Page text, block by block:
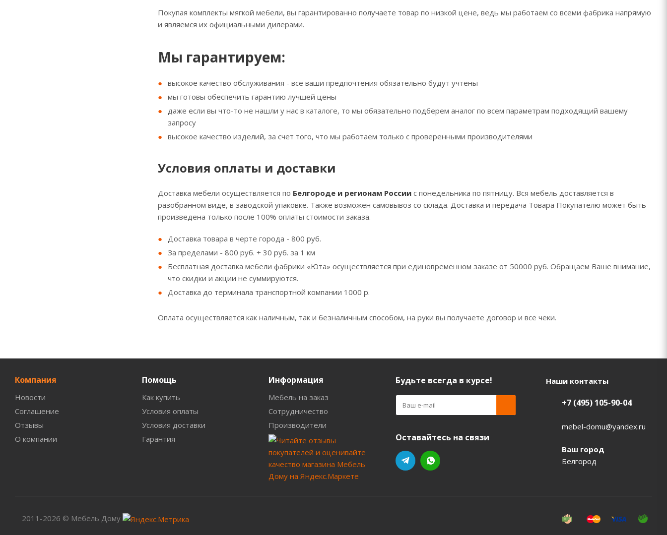
Покупая комплекты мягкой мебели, вы гарантированно получаете товар по низкой цене, ведь мы работаем со всеми фабрика напрямую
и являемся их официальными дилерами.
Мы гарантируем:
высокое качество обслуживания - все ваши предпочтения обязательно будут учтены
мы готовы обеспечить гарантию лучшей цены
даже если вы что-то не нашли у нас в каталоге, то мы обязательно подберем аналог по всем параметрам подходящий вашему
запросу
высокое качество изделий, за счет того, что мы работаем только с проверенными производителями
Условия оплаты и доставки
Доставка мебели осуществляется по Белгороде и регионам России с понедельника по пятницу. Вся мебель доставляется в
разобранном виде, в заводской упаковке. Также возможен самовывоз со склада. Доставка и передача Товара Покупателю может быть
произведена только после 100% оплаты стоимости заказа.
Доставка товара в черте города - 800 руб.
За пределами - 800 руб. + 30 руб. за 1 км
Бесплатная доставка мебели фабрики «Юта» осуществляется при единовременном заказе от 50000 руб. Обращаем Ваше внимание,
что скидки и акции не суммируются.
Доставка до терминала транспортной компании 1000 р.
Оплата осуществляется как наличным, так и безналичным способом, на руки вы получаете договор и все чеки.
Компания
Новости
Соглашение
Отзывы
О компании
Помощь
Как купить
Условия оплаты
Условия доставки
Гарантия
Информация
Мебель на заказ
Сотрудничество
Производители
Будьте всегда в курсе!
Оставайтесь на связи
Наши контакты
+7 (495) 105-90-04
mebel-domu@yandex.ru
Ваш город
Белгород
2011-2026 © Мебель Дому